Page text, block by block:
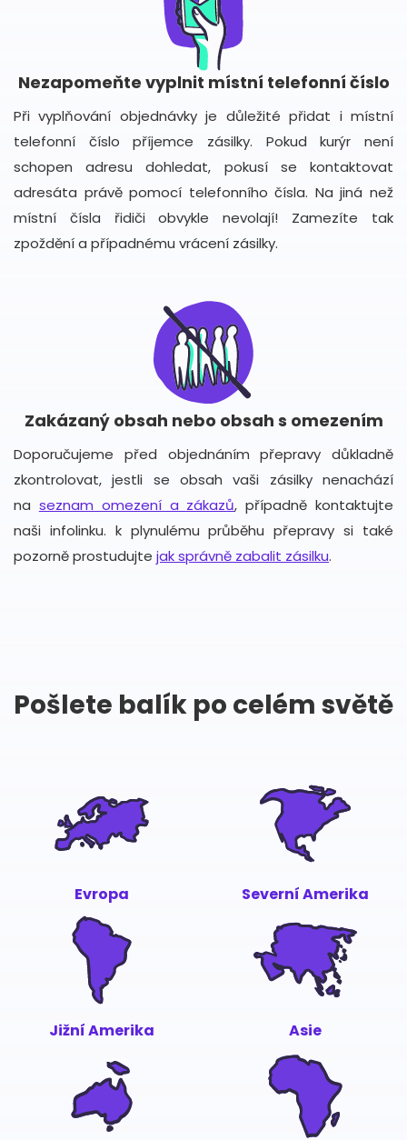
Nezapomeňte vyplnit místní telefonní číslo
Při vyplňování objednávky je důležité přidat i místní
telefonní číslo příjemce zásilky. Pokud kurýr není
schopen adresu dohledat, pokusí se kontaktovat
adresáta právě pomocí telefonního čísla. Na jiná než
místní čísla řidiči obvykle nevolají! Zamezíte tak
zpoždění a případnému vrácení zásilky.
Zakázaný obsah nebo obsah s omezením
Doporučujeme před objednáním přepravy důkladně
zkontrolovat, jestli se obsah vaši zásilky nenachází
na seznam omezení a zákazů, případně kontaktujte
naši infolinku. k plynulému průběhu přepravy si také
pozorně prostudujte jak správně zabalit zásilku.
Pošlete balík po celém světě
Evropa Severní Amerika
Jižní Amerika Asie